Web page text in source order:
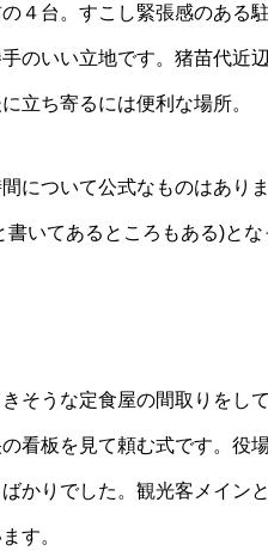
４台。すこし緊張感のある
のいい立地です。猪苗代近
立ち寄るには便利な場所。
について公式なものはあり
書いてあるところもある)とな
きそうな定食屋の間取りをし
看板を見て頼む式です。役
かりでした。観光客メイン
す。